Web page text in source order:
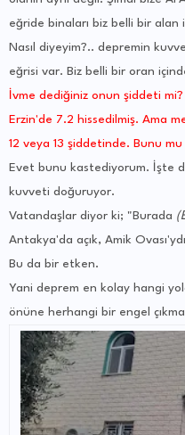
eğride binaları biz belli bir alan
Nasıl diyeyim?.. depremin
eğrisi var. Biz belli bir oran
İvme dediğiniz onun şiddeti
Erzin'de 7.2 hissedilmiş. Ama
12 veya 13 şiddetinde. Bunu
Evet bunu kastediyorum. İşte
kuvveti doğuruyor.
Vatandaşlar diyor ki; "Burada
Antakya'da açık, Amik
Bu da bir etken.
Yani deprem en kolay hangi
önüne herhangi bir engel